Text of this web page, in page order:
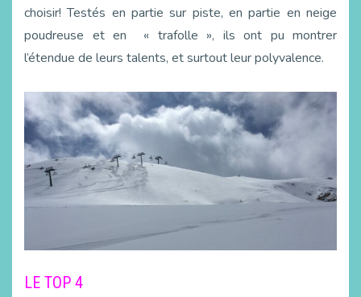
choisir! Testés en partie sur piste, en partie en neige
poudreuse et en « trafolle », ils ont pu montrer
l’étendue de leurs talents, et surtout leur polyvalence.
LE TOP 4